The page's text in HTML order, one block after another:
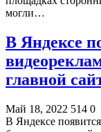
могли…
В Яндексе
главной
Май 18, 2022 514 0
В Яндексе